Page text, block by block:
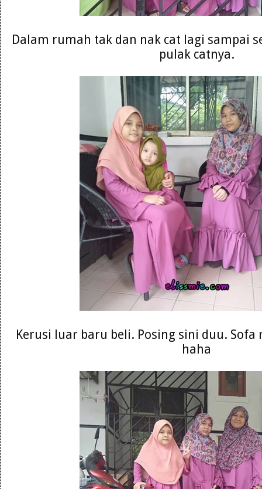
Dalam rumah tak dan nak cat lagi sampai
pulak catnya.
Kerusi luar baru beli. Posing sini duu. Sofa
haha